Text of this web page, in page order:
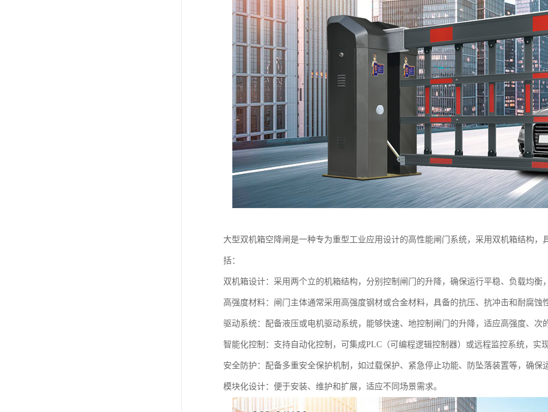
大型双机箱空降闸是一种专为重型工业应用设计的高性能闸门系统，采用双机箱结构
括：
双机箱设计：采用两个立的机箱结构，分别控制闸门的升降，确保运行平稳、负载均衡
高强度材料：闸门主体通常采用高强度钢材或合金材料，具备的抗压、抗冲击和耐腐蚀
驱动系统：配备液压或电机驱动系统，能够快速、地控制闸门的升降，适应高强度、次
智能化控制：支持自动化控制，可集成PLC（可编程逻辑控制器）或远程监控系统，实
安全防护：配备多重安全保护机制，如过载保护、紧急停止功能、防坠落装置等，确保
模块化设计：便于安装、维护和扩展，适应不同场景需求。